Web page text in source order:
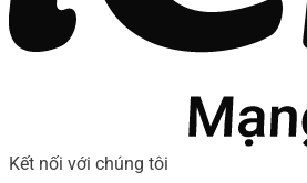
Kết nối với chúng tôi